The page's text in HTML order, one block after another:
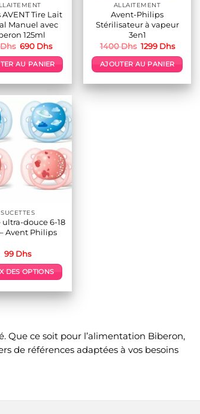
Tire Lait
Manuel avec
125ml
Dhs Le
initial
était :
690 DhsLe
actuel
est :
AU PANIER
ALLAITEMENT
Avent-Philips
Stérilisateur à vapeur
3en1
1400Dhs Le
initial
était :
1299 DhsLe
actuel
est :
AJOUTER AU PANIER
SUCETTES
ultra-douce 6-18
Avent Philips
99 Dhs
DES OPTIONS
produit
variations.
Les
choisies
Que ce soit pour l’alimentation Biberon,
de références adaptées à vos besoins